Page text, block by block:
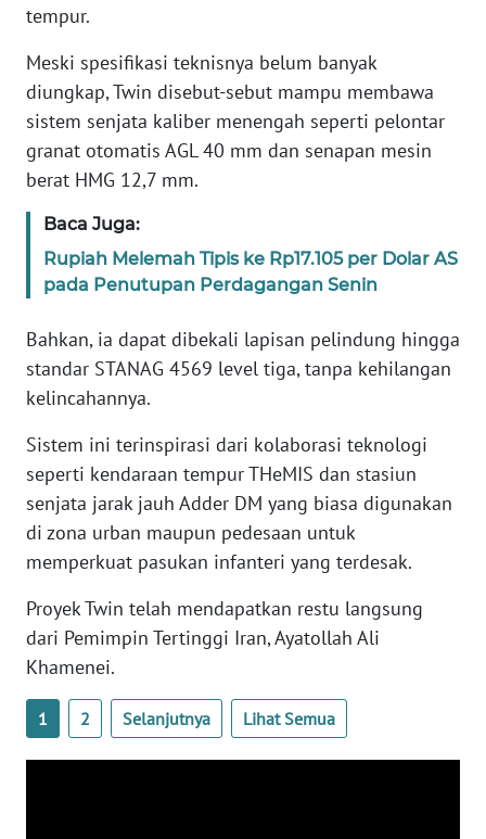
tempur.
Meski spesifikasi teknisnya belum banyak
diungkap, Twin disebut-sebut mampu membawa
sistem senjata kaliber menengah seperti pelontar
granat otomatis AGL 40 mm dan senapan mesin
berat HMG 12,7 mm.
Baca Juga:
Rupiah Melemah Tipis ke Rp17.105 per Dolar AS
pada Penutupan Perdagangan Senin
Bahkan, ia dapat dibekali lapisan pelindung hingga
standar STANAG 4569 level tiga, tanpa kehilangan
kelincahannya.
Sistem ini terinspirasi dari kolaborasi teknologi
seperti kendaraan tempur THeMIS dan stasiun
senjata jarak jauh Adder DM yang biasa digunakan
di zona urban maupun pedesaan untuk
memperkuat pasukan infanteri yang terdesak.
Proyek Twin telah mendapatkan restu langsung
dari Pemimpin Tertinggi Iran, Ayatollah Ali
Khamenei.
1 2 Selanjutnya Lihat Semua
News
Regional
WN
SUMUT
JAKARTA
WN
WN
BANTEN
WN
NTT
WN
WN
PAPUA
PAPUA
BARAT